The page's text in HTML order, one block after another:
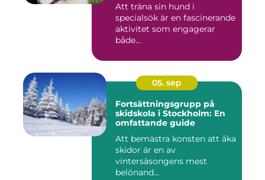
Att träna sin hund i
specialsök är en fascinerande
aktivitet som engagerar
både...
05. sep
Fortsättningsgrupp på
skidskola i Stockholm: En
omfattande guide
Att bemästra konsten att åka
skidor är en av
vintersäsongens mest
belönand...